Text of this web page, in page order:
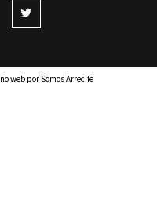
web por Somos Arrecife